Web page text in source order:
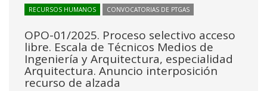
RECURSOS HUMANOS CONVOCATORIAS DE PTGAS
OPO-01/2025. Proceso selectivo acceso
libre. Escala de Técnicos Medios de
Ingeniería y Arquitectura, especialidad
Arquitectura. Anuncio interposición
recurso de alzada